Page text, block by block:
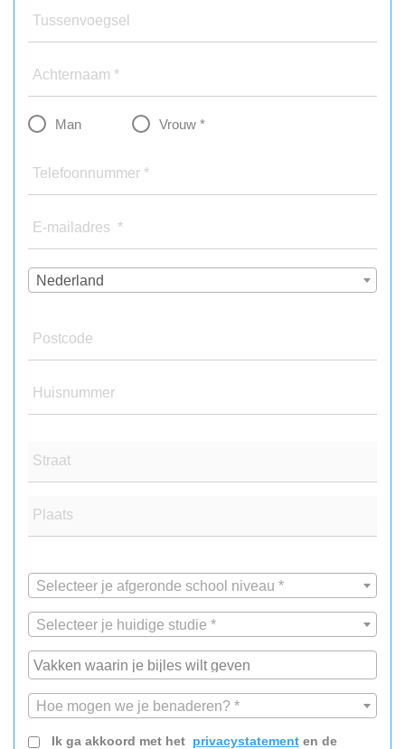
Tussenvoegsel
Achternaam *
Man Vrouw *
Telefoonnummer *
E-mailadres *
Nederland
Postcode
Huisnummer
Straat
Plaats
Selecteer je afgeronde school niveau *
Selecteer je huidige studie *
Hoe mogen we je benaderen? *
Ik ga akkoord met het privacystatement en de